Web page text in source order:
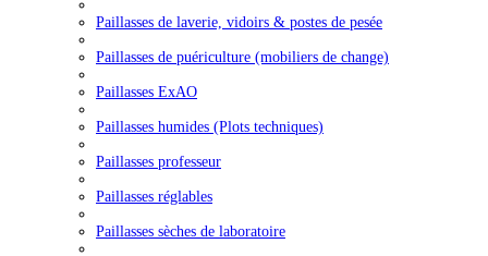
Paillasses de laverie, vidoirs & postes de pesée
Paillasses de puériculture (mobiliers de change)
Paillasses ExAO
Paillasses humides (Plots techniques)
Paillasses professeur
Paillasses réglables
Paillasses sèches de laboratoire